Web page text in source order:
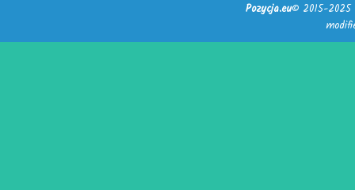
Pozycja.eu© 2015-